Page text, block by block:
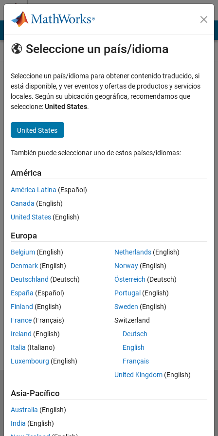
Saltar al contenido
Seleccione un país/idioma
Seleccione un país/idioma para obtener contenido traducido, si
está disponible, y ver eventos y ofertas de productos y servicios
locales. Según su ubicación geográfica, recomendamos que
seleccione:United States.
United States
También puede seleccionar uno de estos países/idiomas:
América
América Latina (Español)
Canada (English)
United States (English)
Europa
Belgium (English)
Denmark (English)
Deutschland (Deutsch)
España (Español)
Finland (English)
France (Français)
Ireland (English)
Italia (Italiano)
Luxembourg (English)
Netherlands(English)
Norway(English)
Österreich (Deutsch)
Portugal (English)
Sweden (English)
Switzerland
Deutsch
English
Français
United Kingdom(English)
Asia-Pacífico
Australia (English)
India (English)
Para realizar los cursos a su ritmo de MathWorks necesitará
un ordenador portátil o de sobremesa.
Antipiratería
Estado de las aplicaciones
Información de contacto
© 1994-2026 The MathWorks, Inc.